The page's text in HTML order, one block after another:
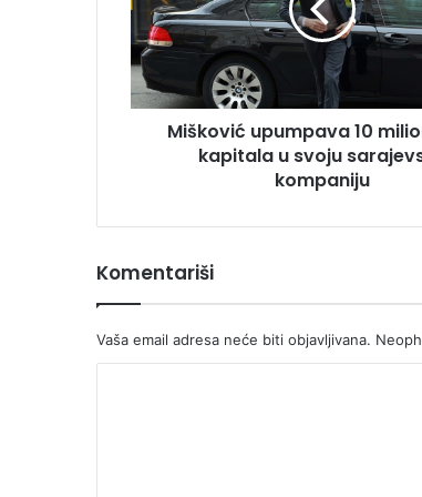
KM
kapitala
svoju
sarajevsku
kompanijuMišković upumpava 10
kapitala u svoju
kompaniju
Komentariši
Vaša email adresa neće biti objavljivana.